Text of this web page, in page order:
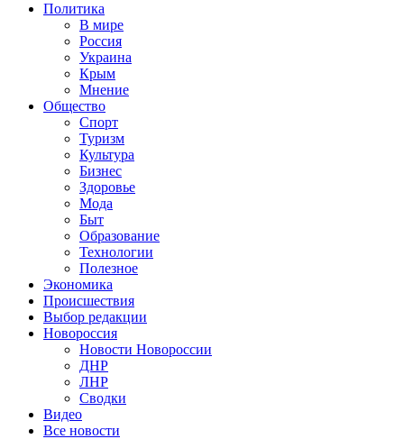
Политика
В мире
Россия
Украина
Крым
Мнение
Общество
Спорт
Туризм
Культура
Бизнес
Здоровье
Мода
Быт
Образование
Технологии
Полезное
Экономика
Происшествия
Выбор редакции
Новороссия
Новости Новороссии
ДНР
ЛНР
Сводки
Видео
Все новости